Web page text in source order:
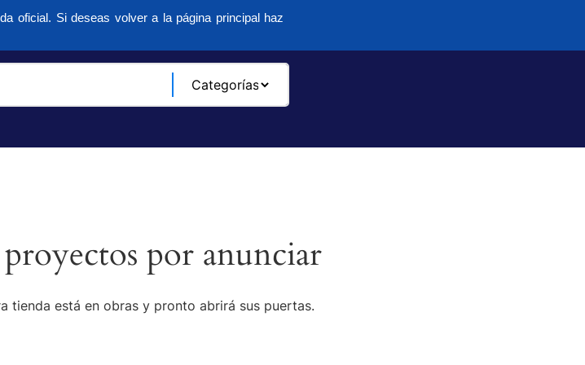
oficial. Si deseas volver a la página principal haz
por anunciar
tienda está en obras y pronto abrirá sus puertas.